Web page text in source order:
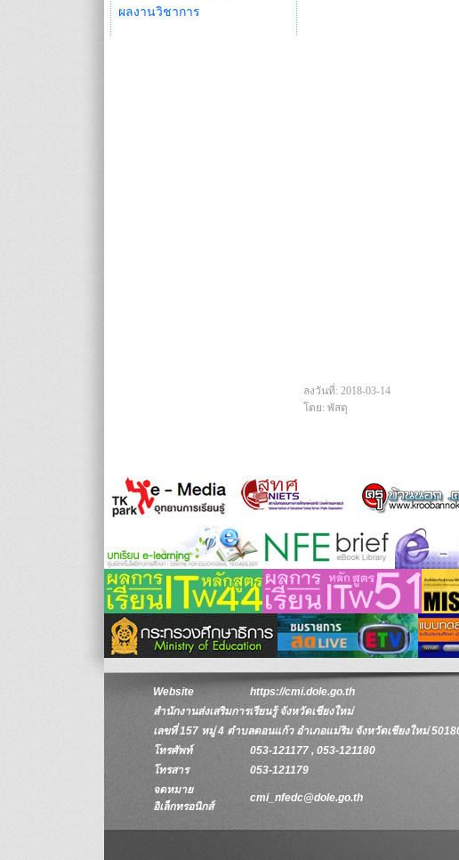
ผลงานวิชาการ
ลงวันที่: 2018-03-14
โดย: พัสดุ
Website
https://cmi.dole.go.th
สำนักงานส่งเสริมการเรียนรู้ จังหวัดเชียงใหม่
เลขที่ 157 หมู่ 4 ตำบลดอนแก้ว อำเภอแม่ริม จังหวัดเชียงใหม่
โทรศัพท์
053-121177 , 053-121180
โทรสาร
053-121179
จดหมาย
อิเล็กทรอนิกส์
cmi_nfedc@dole.go.th